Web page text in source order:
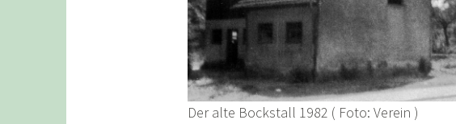
Der alte Bockstall 1982 ( Foto: Verein )